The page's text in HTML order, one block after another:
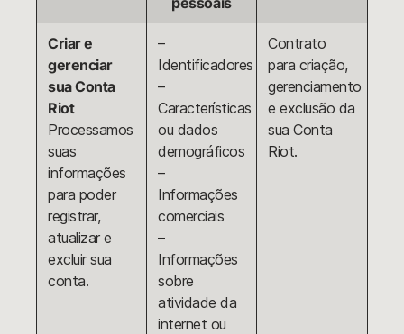
Criar e
gerenciar
sua Conta
Riot
Processamos
suas
informações
para poder
registrar,
atualizar e
excluir sua
conta.
–
Identificadores
–
Características
ou dados
demográficos
–
Informações
comerciais
–
Informações
sobre
atividade da
internet ou
Contrato
para criação,
gerenciamento
e exclusão da
sua Conta
Riot.